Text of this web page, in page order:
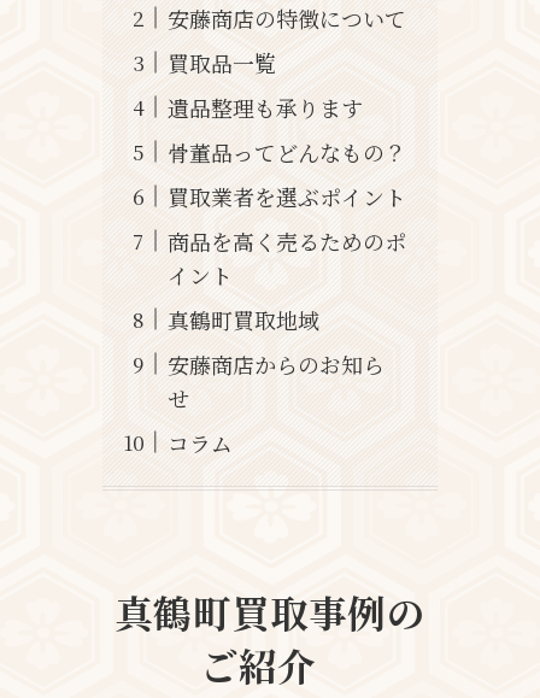
安藤商店の特徴について
買取品一覧
遺品整理も承ります
骨董品ってどんなもの？
買取業者を選ぶポイント
商品を高く売るためのポ
イント
真鶴町買取地域
安藤商店からのお知ら
せ
コラム
真鶴町買取事例の
ご紹介